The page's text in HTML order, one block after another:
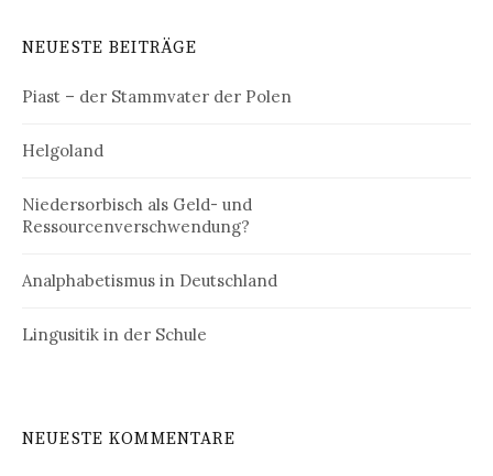
NEUESTE BEITRÄGE
Piast – der Stammvater der Polen
Helgoland
Niedersorbisch als Geld- und
Ressourcenverschwendung?
Analphabetismus in Deutschland
Lingusitik in der Schule
NEUESTE KOMMENTARE